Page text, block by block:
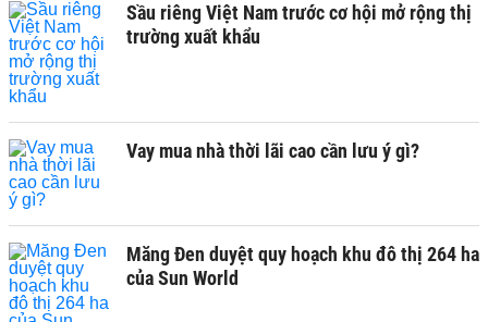
Sầu riêng Việt Nam trước cơ hội mở rộng thị
trường xuất khẩu
Vay mua nhà thời lãi cao cần lưu ý gì?
Măng Đen duyệt quy hoạch khu đô thị 264 ha
của Sun World